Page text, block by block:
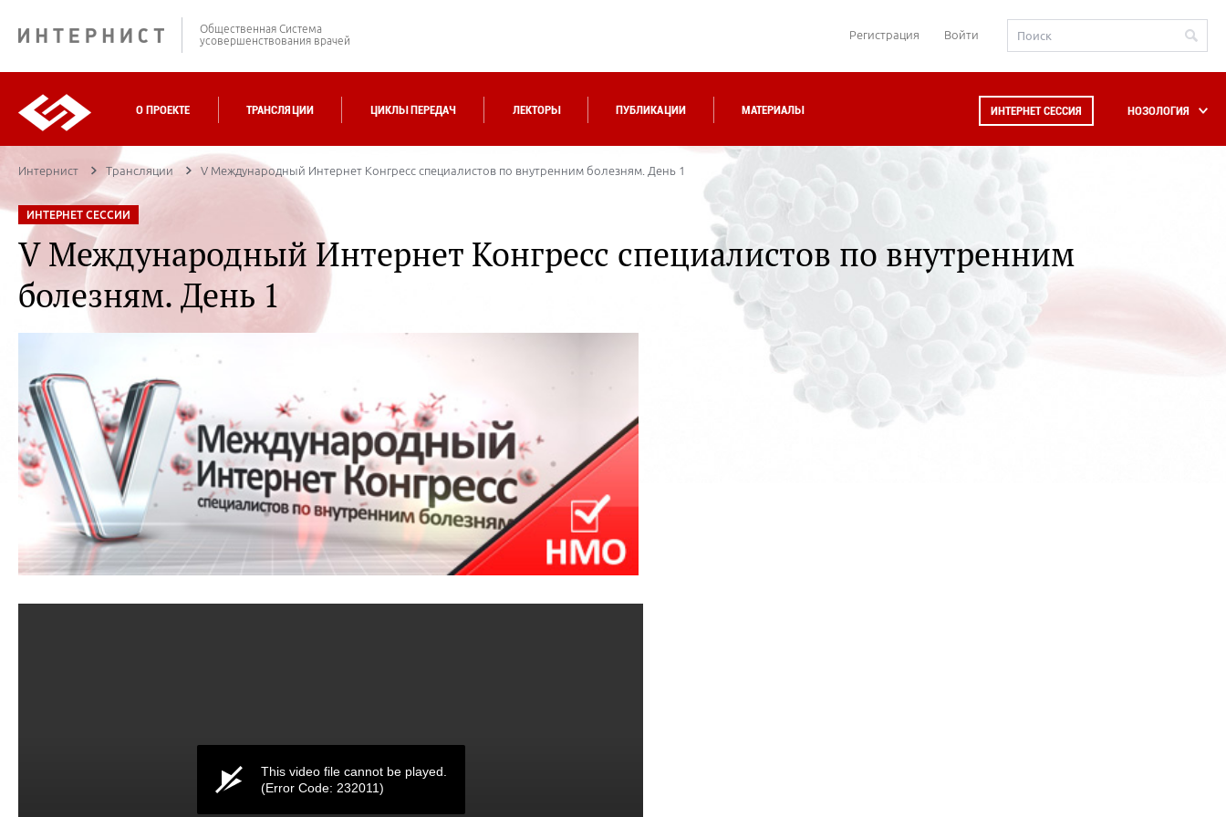
Общественная Система
усовершенствования врачей
Регистрация Войти
О ПРОЕКТЕ ТРАНСЛЯЦИИ ЦИКЛЫ ПЕРЕДАЧ ЛЕКТОРЫ ПУБЛИКАЦИИ МАТЕРИАЛЫ ИНТЕРНЕТ СЕССИЯ НОЗОЛОГИЯ
Интернист Трансляции V Международный Интернет Конгресс специалистов по внутренним болезням. День 1
ИНТЕРНЕТ СЕССИИ
V Международный Интернет Конгресс специалистов по внутренним
болезням. День 1
This video file cannot be played.
(Error Code: 232011)